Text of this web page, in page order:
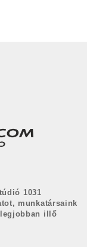
1031
munkatársaink
illő